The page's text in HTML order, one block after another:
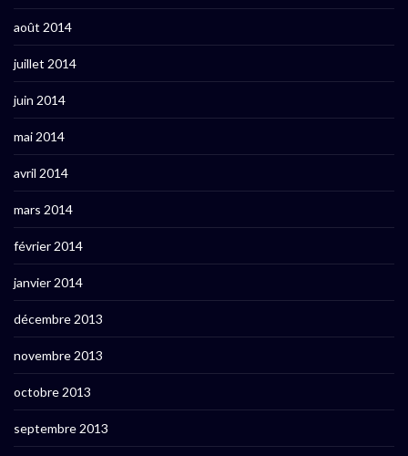
août 2014
juillet 2014
juin 2014
mai 2014
avril 2014
mars 2014
février 2014
janvier 2014
décembre 2013
novembre 2013
octobre 2013
septembre 2013